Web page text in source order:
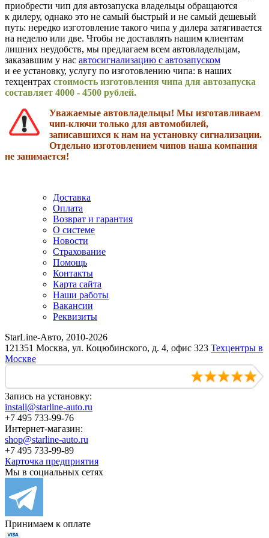
приобрести чип для автозапуска владельцы обращаются
к дилеру, однако это не самый быстрый и не самый дешевый
путь: нередко изготовление такого чипа у дилера затягивается
на неделю или две. Чтобы не доставлять нашим клиентам
лишних неудобств, мы предлагаем всем автовладельцам,
заказавшим у нас автосигнализацию с автозапуском
и ее установку, услугу по изготовлению чипа: в наших
техцентрах стоимость изготовления чипа для автозапуска
составляет 4000 - 4500 рублей.
Уважаемые автовладельцы! Мы изготавливаем
чип-ключи только для автомобилей,
записавшихся к нам на установку сигнализации.
Отдельно изготовлением чипов наша компания
не занимается!
Доставка
Оплата
Возврат и гарантия
О системе
Новости
Страхование
Помощь
Контакты
Карта сайта
Наши работы
Вакансии
Реквизиты
StarLine-Авто, 2010-2026
121351 Москва, ул. Коцюбинского, д. 4, офис 323 Техцентры в
Москве
Запись на установку:
install@starline-auto.ru
+7 495 733-99-76
Интернет-магазин:
shop@starline-auto.ru
+7 495 733-99-89
Карточка предприятия
Мы в социальных сетях
Принимаем к оплате